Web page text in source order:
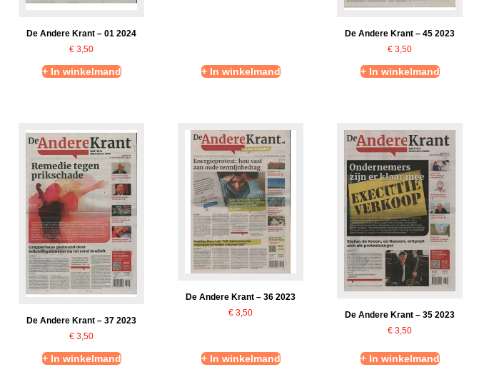
De Andere Krant – 01 2024
€ 3,50
+ In winkelmand + In winkelmand
De Andere Krant – 45 2023
€ 3,50
+ In winkelmand
De Andere Krant – 37 2023
€ 3,50
+ In winkelmand
De Andere Krant – 36 2023
€ 3,50
+ In winkelmand
De Andere Krant – 35 2023
€ 3,50
+ In winkelmand